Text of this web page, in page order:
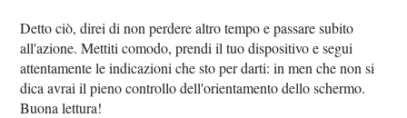
Detto ciò, direi di non perdere altro tempo e passare subito
all'azione. Mettiti comodo, prendi il tuo dispositivo e segui
attentamente le indicazioni che sto per darti: in men che non si
dica avrai il pieno controllo dell'orientamento dello schermo.
Buona lettura!